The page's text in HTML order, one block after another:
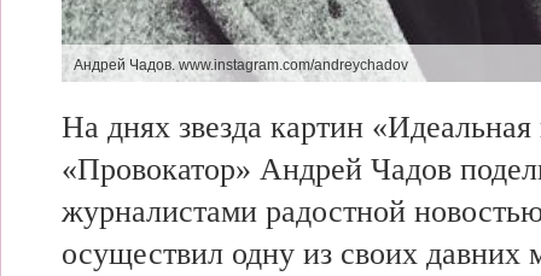
Андрей Чадов. www.instagram.com/andreychadov
На днях звезда картин «Идеальная
«Провокатор» Андрей Чадов
журналистами радостной
осуществил одну из своих давних